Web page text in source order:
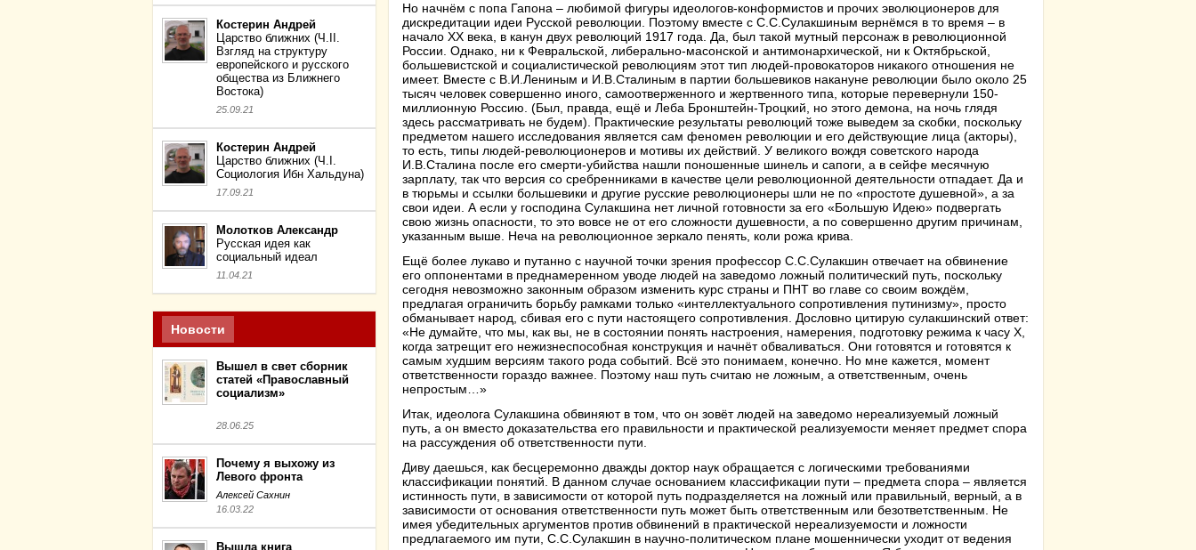
Костерин Андрей
Царство ближних (Ч.II.
Взгляд на структуру
европейского и русского
общества из Ближнего
Востока)
25.09.21
Костерин Андрей
Царство ближних (Ч.I.
Социология Ибн Хальдуна)
17.09.21
Молотков Александр
Русская идея как
социальный идеал
11.04.21
Новости
Вышел в свет сборник
статей «Православный
социализм»
28.06.25
Почему я выхожу из
Левого фронта
Алексей Сахнин
16.03.22
Вышла книга
Но начнём с попа Гапона – любимой фигуры идеологов-конформистов и прочих эволюционеров для
дискредитации идеи Русской революции. Поэтому вместе с С.С.Сулакшиным вернёмся в то время – в
начало XX века, в канун двух революций 1917 года. Да, был такой мутный персонаж в революционной
России. Однако, ни к Февральской, либерально-масонской и антимонархической, ни к Октябрьской,
большевистской и социалистической революциям этот тип людей-провокаторов никакого отношения не
имеет. Вместе с В.И.Лениным и И.В.Сталиным в партии большевиков накануне революции было около 25
тысяч человек совершенно иного, самоотверженного и жертвенного типа, которые перевернули 150-
миллионную Россию. (Был, правда, ещё и Леба Бронштейн-Троцкий, но этого демона, на ночь глядя
здесь рассматривать не будем). Практические результаты революций тоже выведем за скобки, поскольку
предметом нашего исследования является сам феномен революции и его действующие лица (акторы),
то есть, типы людей-революционеров и мотивы их действий. У великого вождя советского народа
И.В.Сталина после его смерти-убийства нашли поношенные шинель и сапоги, а в сейфе месячную
зарплату, так что версия со сребренниками в качестве цели революционной деятельности отпадает. Да и
в тюрьмы и ссылки большевики и другие русские революционеры шли не по «простоте душевной», а за
свои идеи. А если у господина Сулакшина нет личной готовности за его «Большую Идею» подвергать
свою жизнь опасности, то это вовсе не от его сложности душевности, а по совершенно другим причинам,
указанным выше. Неча на революционное зеркало пенять, коли рожа крива.
Ещё более лукаво и путанно с научной точки зрения профессор С.С.Сулакшин отвечает на обвинение
его оппонентами в преднамеренном уводе людей на заведомо ложный политический путь, поскольку
сегодня невозможно законным образом изменить курс страны и ПНТ во главе со своим вождём,
предлагая ограничить борьбу рамками только «интеллектуального сопротивления путинизму», просто
обманывает народ, сбивая его с пути настоящего сопротивления. Дословно цитирую сулакшинский ответ:
«Не думайте, что мы, как вы, не в состоянии понять настроения, намерения, подготовку режима к часу Х,
когда затрещит его нежизнеспособная конструкция и начнёт обваливаться. Они готовятся и готовятся к
самым худшим версиям такого рода событий. Всё это понимаем, конечно. Но мне кажется, момент
ответственности гораздо важнее. Поэтому наш путь считаю не ложным, а ответственным, очень
непростым…»
Итак, идеолога Сулакшина обвиняют в том, что он зовёт людей на заведомо нереализуемый ложный
путь, а он вместо доказательства его правильности и практической реализуемости меняет предмет спора
на рассуждения об ответственности пути.
Диву даешься, как бесцеремонно дважды доктор наук обращается с логическими требованиями
классификации понятий. В данном случае основанием классификации пути – предмета спора – является
истинность пути, в зависимости от которой путь подразделяется на ложный или правильный, верный, а в
зависимости от основания ответственности путь может быть ответственным или безответственным. Не
имея убедительных аргументов против обвинений в практической нереализуемости и ложности
предлагаемого им пути, С.С.Сулакшин в научно-политическом плане мошеннически уходит от ведения